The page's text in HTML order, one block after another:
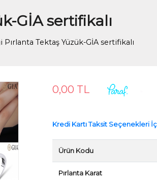
GİA sertifikalı
Pırlanta Tektaş Yüzük-GİA sertifikalı
0,00 TL
Kredi Kartı Taksit Seçenekleri
Ürün Kodu
Pırlanta Karat